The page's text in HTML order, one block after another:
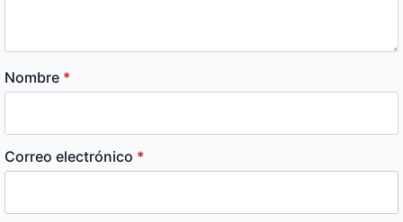
Nombre *
Correo electrónico *